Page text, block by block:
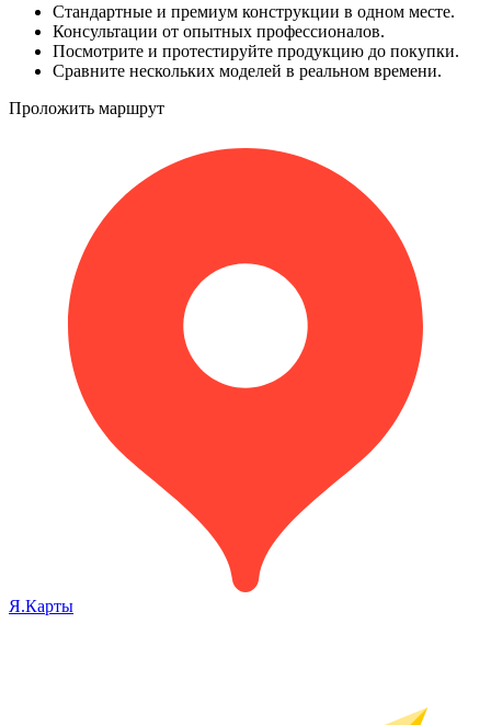
Стандартные и премиум конструкции в одном месте.
Консультации от опытных профессионалов.
Посмотрите и протестируйте продукцию до покупки.
Сравните нескольких моделей в реальном времени.
Проложить маршрут
Я.Карты